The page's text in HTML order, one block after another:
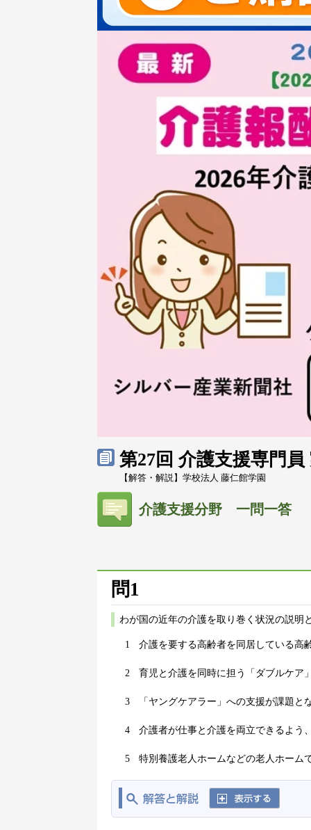
第27回 介護支援専門
【解答・解説】学校法人 藤仁館学園
介護支援分野 一問一答
問1
わが国の近年の介護を取り巻く状況の説明
1 介護を要する高齢者を同居している高
2 育児と介護を同時に担う「ダブルケア
3 「ヤングケアラー」への支援が課題と
4 介護者が仕事と介護を両立できるよう
5 特別養護老人ホームなどの老人ホーム